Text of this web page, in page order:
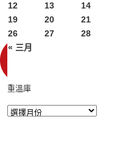
« 三月
12
13 14
19
20 21
26
27 28
重溫庫